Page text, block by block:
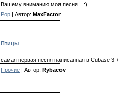
Вашему вниманию моя песня....:)
Pop | Автор: MaxFactor
Птицы
самая первая песня написанная в Cubase 3 +
Прочие | Автор: Rybacov